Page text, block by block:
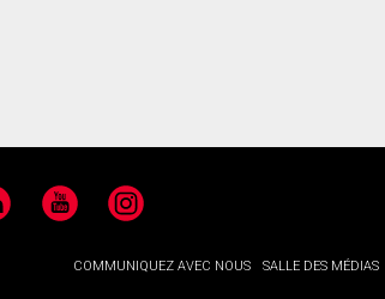
YouTubeInstagram
COMMUNIQUEZ AVEC NOUS SALLE DES MÉDIAS